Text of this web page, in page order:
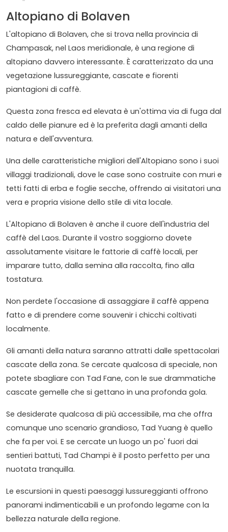
Altopiano di Bolaven
L'altopiano di Bolaven, che si trova nella provincia di
Champasak, nel Laos meridionale, è una regione di
altopiano davvero interessante. È caratterizzato da una
vegetazione lussureggiante, cascate e fiorenti
piantagioni di caffè.
Questa zona fresca ed elevata è un'ottima via di fuga dal
caldo delle pianure ed è la preferita dagli amanti della
natura e dell'avventura.
Una delle caratteristiche migliori dell'Altopiano sono i suoi
villaggi tradizionali, dove le case sono costruite con muri e
tetti fatti di erba e foglie secche, offrendo ai visitatori una
vera e propria visione dello stile di vita locale.
L'Altopiano di Bolaven è anche il cuore dell'industria del
caffè del Laos. Durante il vostro soggiorno dovete
assolutamente visitare le fattorie di caffè locali, per
imparare tutto, dalla semina alla raccolta, fino alla
tostatura.
Non perdete l'occasione di assaggiare il caffè appena
fatto e di prendere come souvenir i chicchi coltivati
localmente.
Gli amanti della natura saranno attratti dalle spettacolari
cascate della zona. Se cercate qualcosa di speciale, non
potete sbagliare con Tad Fane, con le sue drammatiche
cascate gemelle che si gettano in una profonda gola.
Se desiderate qualcosa di più accessibile, ma che offra
comunque uno scenario grandioso, Tad Yuang è quello
che fa per voi. E se cercate un luogo un po' fuori dai
sentieri battuti, Tad Champi è il posto perfetto per una
nuotata tranquilla.
Le escursioni in questi paesaggi lussureggianti offrono
panorami indimenticabili e un profondo legame con la
bellezza naturale della regione.